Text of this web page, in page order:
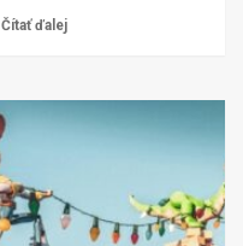
Čítať ďalej